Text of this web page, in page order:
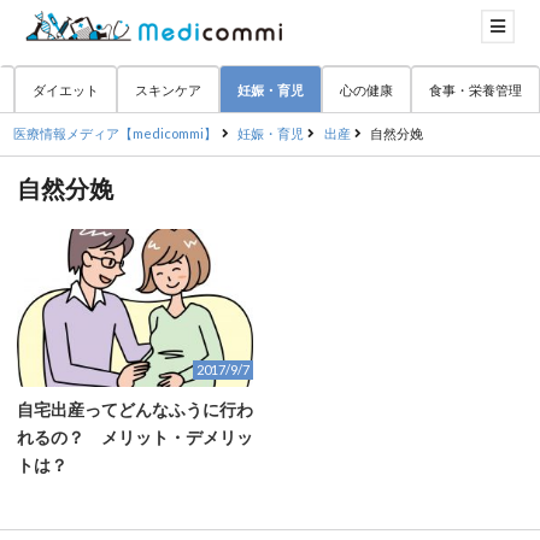
ダイエット スキンケア 妊娠・育児 心の健康 食事・栄養管理
医療情報メディア【medicommi】 妊娠・育児 出産 自然分娩
自然分娩
2017/9/7
自宅出産ってどんなふうに行わ
れるの？ メリット・デメリッ
トは？